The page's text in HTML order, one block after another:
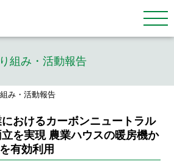
組み・活動報告
み・活動報告
におけるカーボンニュートラル
を実現 農業ハウスの暖房機か
有効利用